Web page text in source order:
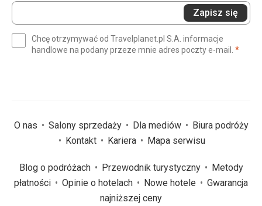
Wprowadź
swój
(wymagane)
Zapisz się
Chcę otrzymywać od Travelplanet.pl S.A. informacje
handlowe na podany przeze mnie adres poczty e-mail. *
O nas Salony sprzedaży Dla mediów
Biura podróży
Kontakt
Kariera Mapa serwisu
Blog o podróżach Przewodnik turystyczny
Metody
płatności
Opinie o hotelach Nowe hotele
Gwarancja
najniższej ceny